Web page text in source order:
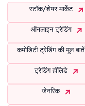
स्टॉक/शेयर मार्केट
ऑनलाइन ट्रेडिंग
कमोडिटी ट्रेडिंग की मूल बातें
ट्रेडिंग हॉलिडे
जेनरिक